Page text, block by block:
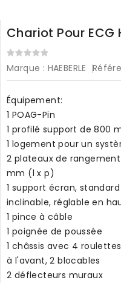
Chariot Pour ECG
Marque : HAEBERLE
Équipement:
1 POAG-Pin
1 profilé support de 800
1 logement pour un
2 plateaux de rangement
mm (l x p)
1 support écran,
inclinable, réglable en
1 pince à câble
1 poignée de poussée
1 châssis avec 4
à l'avant, 2 blocables
2 déflecteurs muraux